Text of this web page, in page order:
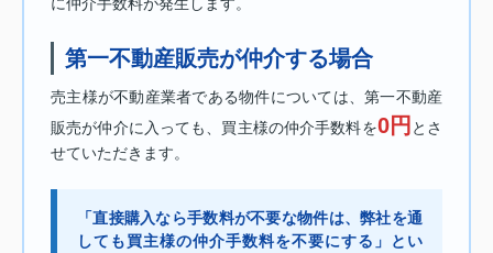
第一不動産販売が仲介する場合
売主様が不動産業者である物件については、第一不動産
販売が仲介に入っても、買主様の仲介手数料を0円 とさ
せていただきます。
「直接購入なら手数料が不要な物件は、弊社を通
しても買主様の仲介手数料を不要にする」とい